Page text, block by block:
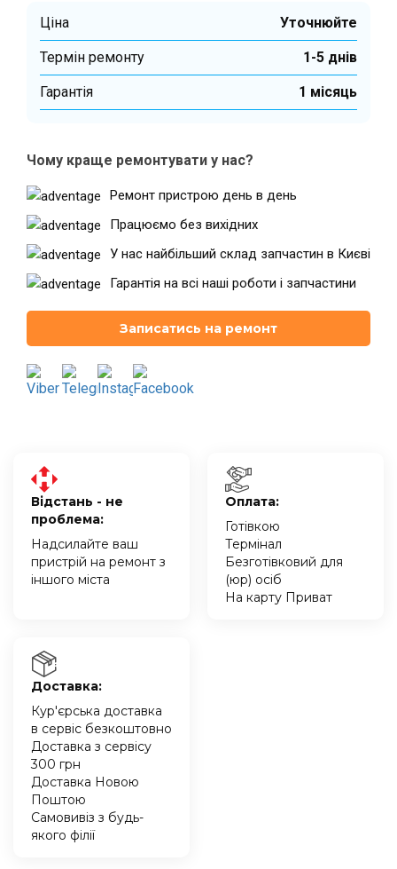
Театральна
м. Київ, вул. Хрещатик 44-A м. Київ, вул. Анни Ахматової, 30
Оболонь Палац "Україна"
Дарниця
м. Київ, Комфорт Таун, вул.
Березнева, 16, корпус 3
RU UK
Ціна Уточнюйте
Термін ремонту 1-5 днів
Гарантiя 1 місяць
Чому краще ремонтувати у нас?
Ремонт пристрою день в день
Працюємо без вихідних
У нас найбільший склад запчастин в Києві
Гарантія на всі наші роботи і запчастини
Записатись на ремонт
Відстань - не
проблема:
Надсилайте ваш
пристрій на ремонт з
іншого міста
Оплата:
Готівкою
Термінал
Безготівковий для
(юр) осіб
На карту Приват
Доставка:
Кур'єрська доставка
в сервіс безкоштовно
Доставка з сервісу
300 грн
Доставка Новою
Поштою
Самовивіз з будь-
якого філії